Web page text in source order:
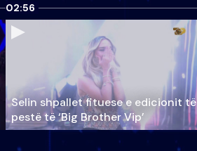
02:56
Selin shpallet fituese e edicionit të
pestë të ‘Big Brother Vip’